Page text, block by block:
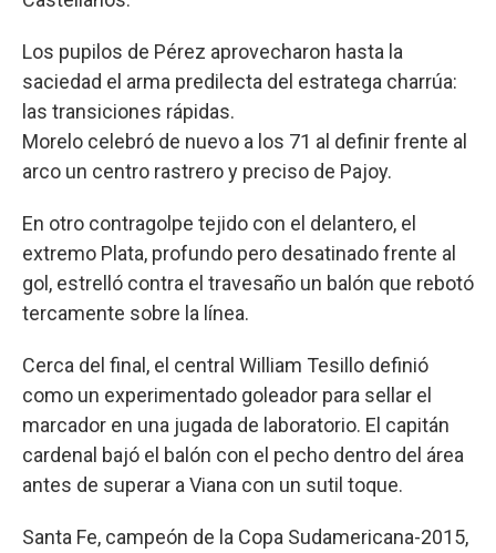
Los pupilos de Pérez aprovecharon hasta la
saciedad el arma predilecta del estratega charrúa:
las transiciones rápidas.
Morelo celebró de nuevo a los 71 al definir frente al
arco un centro rastrero y preciso de Pajoy.
En otro contragolpe tejido con el delantero, el
extremo Plata, profundo pero desatinado frente al
gol, estrelló contra el travesaño un balón que rebotó
tercamente sobre la línea.
Cerca del final, el central William Tesillo definió
como un experimentado goleador para sellar el
marcador en una jugada de laboratorio. El capitán
cardenal bajó el balón con el pecho dentro del área
antes de superar a Viana con un sutil toque.
Santa Fe, campeón de la Copa Sudamericana-2015,